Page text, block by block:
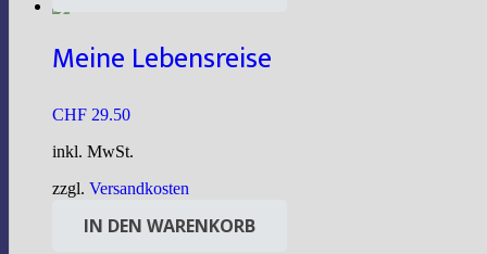
Meine Lebensreise
CHF 29.50
inkl. MwSt.
zzgl. Versandkosten
IN DEN WARENKORB